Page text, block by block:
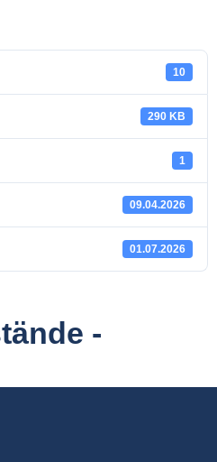
10
290 KB
1
09.04.2026
01.07.2026
-